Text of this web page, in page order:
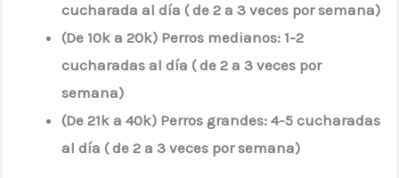
cucharada al día ( de 2 a 3 veces por semana)
(De 10k a 20k) Perros medianos: 1-2
cucharadas al día ( de 2 a 3 veces por
semana)
(De 21k a 40k) Perros grandes: 4-5 cucharadas
al día ( de 2 a 3 veces por semana)